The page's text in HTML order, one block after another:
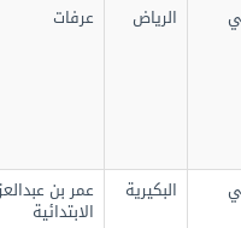
الرياض عرفات
البكيرية عمر بن عبدالعزيز
الابتدائية